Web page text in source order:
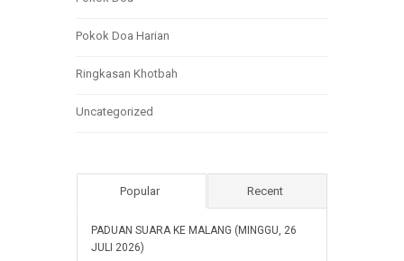
Pokok Doa Harian
Ringkasan Khotbah
Uncategorized
Popular Recent
PADUAN SUARA KE MALANG (MINGGU, 26
JULI 2026)